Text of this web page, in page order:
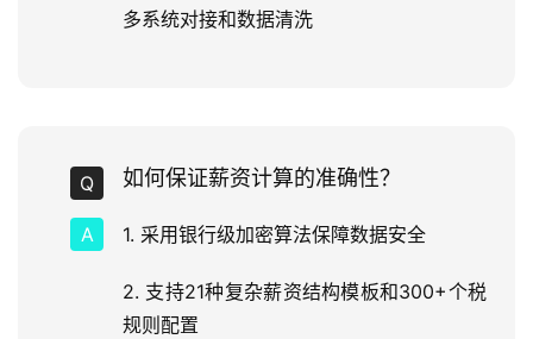
多系统对接和数据清洗
如何保证薪资计算的准确性？
1. 采用银行级加密算法保障数据安全
2. 支持21种复杂薪资结构模板和300+个税
规则配置